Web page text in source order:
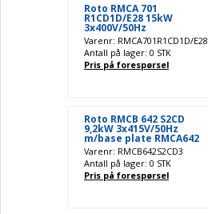
Roto RMCA 701
R1CD1D/E28 15kW
3x400V/50Hz
Varenr: RMCA701R1CD1D/E28
Antall på lager: 0 STK
Pris på forespørsel
Roto RMCB 642 S2CD
9,2kW 3x415V/50Hz
m/base plate RMCA642
Varenr: RMCB642S2CD3
Antall på lager: 0 STK
Pris på forespørsel